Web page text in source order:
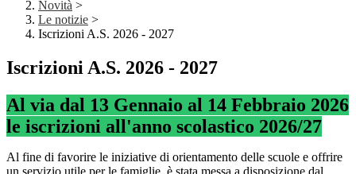
Novità >
Le notizie >
Iscrizioni A.S. 2026 - 2027
Iscrizioni A.S. 2026 - 2027
Al via dal 13 Gennaio al 14 Febbraio 2026
le iscrizioni all'anno scolastico 2026/27
Al fine di favorire le iniziative di orientamento delle scuole e offrire